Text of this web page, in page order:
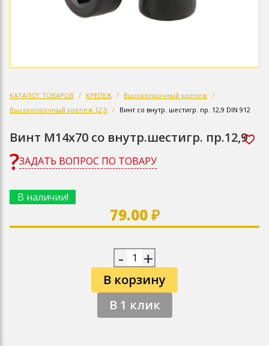
КАТАЛОГ ТОВАРОВ КРЕПЕЖ
Высокопрочный крепеж
Высокопрочный крепеж 12,9
Винт со внутр. шестигр. пр. 12,9 DIN 912
Винт М14х70 со внутр.шестигр. пр.12,9
ЗАДАТЬ ВОПРОС ПО ТОВАРУ
В наличии!
79.00 ₽
- +
В корзину
В 1 клик